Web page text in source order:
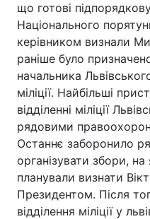
Головна
Україна
що готові
Національного
керівником визнали
раніше було
начальника
міліції. Найбільші
відділенні міліції
рядовими
Останнє заборонило
організувати збори,
планували визнати
Президентом. Після
відділення міліції у